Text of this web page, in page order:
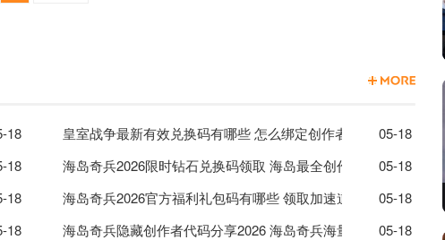
大全
18 皇室战争最新有效兑换码有哪些 怎么绑定创作者代码领福利宝箱
05-18
获取攻略
18 海岛奇兵2026限时钻石兑换码领取 海岛最全创作者代码汇总分享
05-18
径
18 海岛奇兵2026官方福利礼包码有哪些 领取加速道具与海量钻石
05-18
攻略
18 海岛奇兵隐藏创作者代码分享2026 海岛奇兵海量金币钻石随心领
05-18